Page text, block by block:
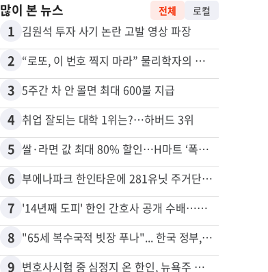
많이 본 뉴스 전체 로컬
1 김원석 투자 사기 논란 고발 영상 파장
2 “로또, 이 번호 찍지 마라” 물리학자의 당첨금 높이는 비밀
3 5주간 차 안 몰면 최대 600불 지급
4 취업 잘되는 대학 1위는?…하버드 3위
5 쌀·라면 값 최대 80% 할인…H마트 ‘폭탄 세일’
6 부에나파크 한인타운에 281유닛 주거단지 들어선다
7 '14년째 도피' 한인 간호사 공개 수배…메디케어 사기 유죄
8 "65세 복수국적 빗장 푸나"... 한국 정부, 연령 완화 전면 추진
9 변호사시험 중 심정지 온 한인, 뉴욕주 제소